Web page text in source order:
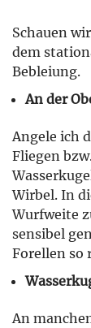
Schauen
dem
Bebleiung.
An der
Angele ich
Fliegen
Wirbel. In
Wurfweite
sensibel
Forellen so
An